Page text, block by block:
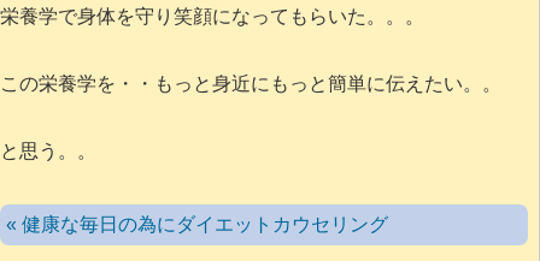
栄養学で身体を守り笑顔になってもらいた。。。
この栄養学を・・もっと身近にもっと簡単に伝えたい。。
と思う。。
« 健康な毎日の為にダイエットカウセリング